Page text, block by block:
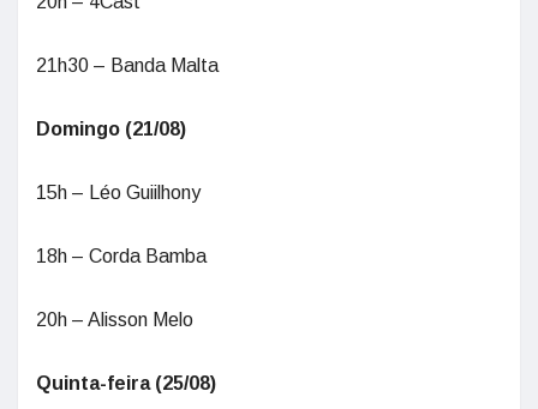
21h30 – Banda Malta
Domingo (21/08)
15h – Léo Guiilhony
18h – Corda Bamba
20h – Alisson Melo
Quinta-feira (25/08)